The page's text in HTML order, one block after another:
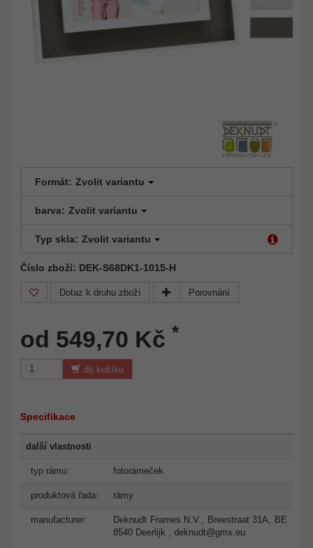
Formát: Zvolit variantu
barva: Zvolit variantu
Typ skla: Zvolit variantu
Číslo zboží: DEK-S68DK1-1015-H
Dotaz k druhu zboží Porovnání
od 549,70 Kč *
do košíku
Specifikace
další vlastnosti
typ rámu: fotorámeček
produktová řada: rámy
manufacturer:
Deknudt Frames N.V., Breestraat 31A, BE
8540 Deerlijk , deknudt@gmx.eu